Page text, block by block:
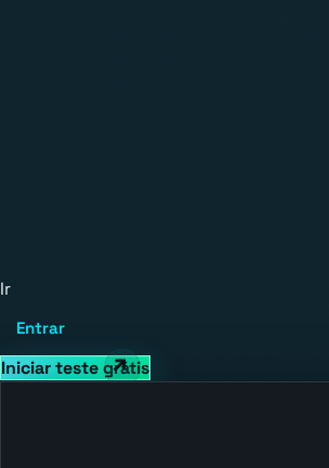
Ir
Entrar
Iniciar teste grátis